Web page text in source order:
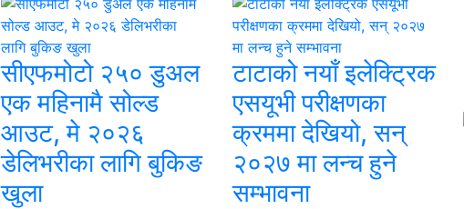
सीएफमोटो २५० डुअल
एक महिनामै सोल्ड
आउट, मे २०२६
डेलिभरीका लागि बुकिङ
खुला
टाटाको नयाँ इलेक्ट्रिक
एसयूभी परीक्षणका
क्रममा देखियो, सन्
२०२७ मा लन्च हुने
सम्भावना